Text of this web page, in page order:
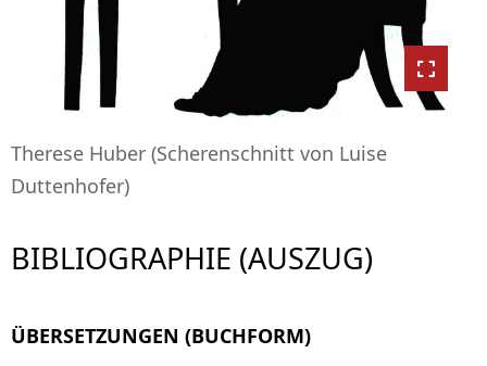
Therese Huber (Scherenschnitt von Luise
Duttenhofer)
BIBLIOGRAPHIE (AUSZUG)
ÜBERSETZUNGEN (BUCHFORM)